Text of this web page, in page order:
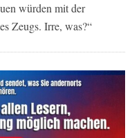
würden mit der
Zeugs. Irre, was?“